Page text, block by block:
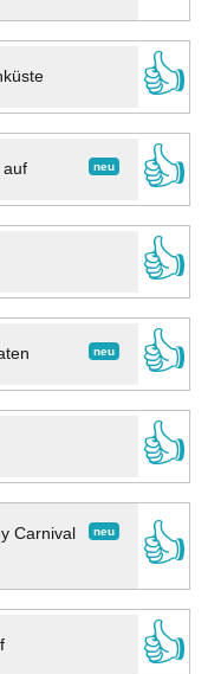
👍
neu
auf
👍
👍
neu
👍
👍
neu
Carnival
👍
👍